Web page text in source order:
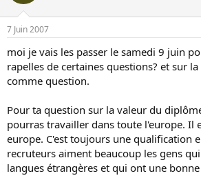
7 Juin 2007
moi je vais les passer le samedi 9 juin
rapelles de certaines questions? et sur
comme question.
Pour ta question sur la valeur du
pourras travailler dans toute l'europe. Il
europe. C'est toujours une qualification
recruteurs aiment beaucoup les gens
langues étrangères et qui ont une